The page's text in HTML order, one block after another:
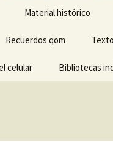
Material histórico
Recuerdos qom
celular Bibliotecas